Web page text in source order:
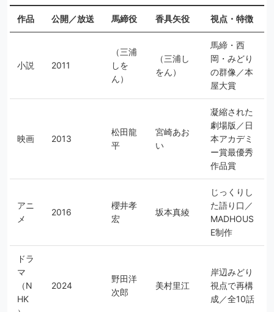
作品 公開／放送 馬締役 香具矢役 視点・特徴
小説 2011
（三浦
しを
ん）
（三浦し
をん）
馬締・西
岡・みどり
の群像／本
屋大賞
映画 2013
松田龍
平
宮崎あお
い
凝縮された
劇場版／日
本アカデミ
ー賞最優秀
作品賞
アニ
メ
2016
櫻井孝
宏
坂本真綾
じっくりし
た語り口／
MADHOUS
E制作
ドラ
マ
（N
HK
2024
野田洋
次郎
美村里江
岸辺みどり
視点で再構
成／全10話